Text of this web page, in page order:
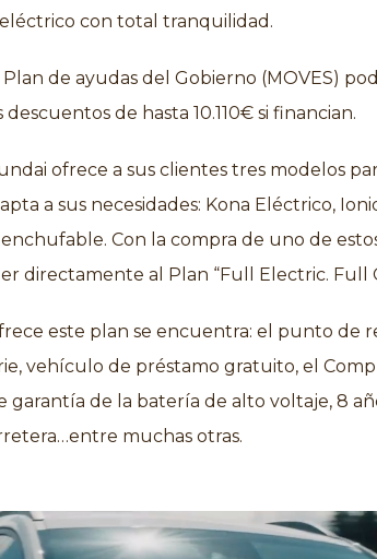
con total tranquilidad.
Plan de ayudas del Gobierno (MOVES)
de hasta 10.110€ si financian.
ofrece a sus clientes tres modelos
a sus necesidades: Kona Eléctrico,
Con la compra de uno de
directamente al Plan “Full Electric. Full
este plan se encuentra: el punto de
vehículo de préstamo gratuito, el
garantía de la batería de alto voltaje, 8
muchas otras.